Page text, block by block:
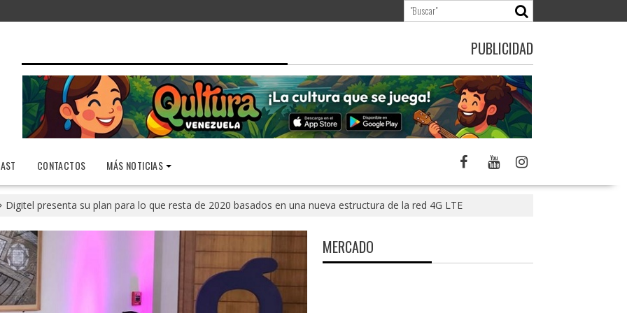
PUBLICIDAD
CONTACTOS MÁS NOTICIAS
Digitel presenta su plan para lo que resta de 2020 basados en una nueva estructura de la red 4G LTE
MERCADO